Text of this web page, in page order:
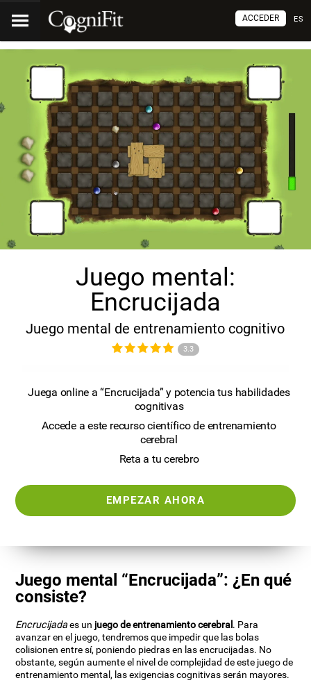
ES
ACCEDER
Juego mental:
Encrucijada
Juego mental de entrenamiento cognitivo
3.3
Juega online a “Encrucijada” y potencia tus habilidades
cognitivas
Accede a este recurso científico de entrenamiento
cerebral
Reta a tu cerebro
EMPEZAR AHORA
Juego mental “Encrucijada”: ¿En qué
consiste?
Encrucijadaes un juego de entrenamiento cerebral. Para
avanzar en el juego, tendremos que impedir que las bolas
colisionen entre sí, poniendo piedras en las encrucijadas. No
obstante, según aumente el nivel de complejidad de este juego de
entrenamiento mental, las exigencias cognitivas serán mayores.